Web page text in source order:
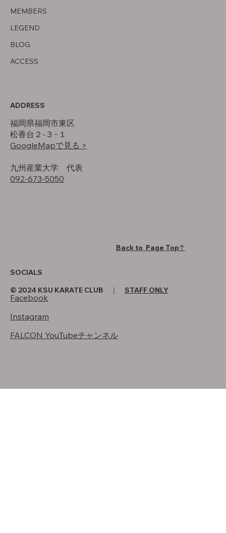
MEMBERS
LEGEND
BLOG
ACCESS
ADDRESS
福岡県福岡市東区
松香台２-３−１
GoogleMapで見る >
​九州産業大学 代表
092-673-5050
SOCIALS
Facebook
Instagram
FALCON YouTubeチャンネル
Back to Page Top↑
© 2024 KSU KARATE CLUB ｜ STAFF ONLY